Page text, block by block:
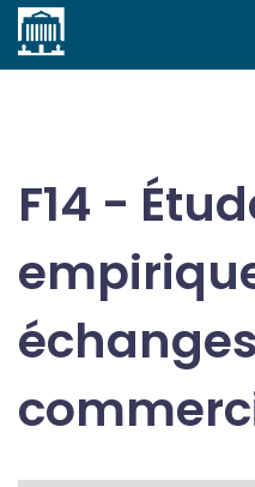
Accueil
F14 -
échanges